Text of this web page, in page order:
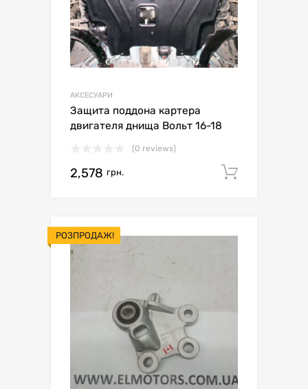
АКСЕСУАРИ
Защита поддона картера
двигателя днища Вольт 16-18
(0 reviews)
2,578 грн.
РОЗПРОДАЖ!